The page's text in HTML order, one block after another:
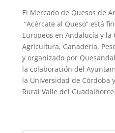
El Mercado de Quesos de
“Acércate al Queso” está
Europeos en Andalucía y la
Agricultura, Ganadería,
y organizado por
la colaboración del
la Universidad de Córdoba
Rural Valle del Guadalhorce.